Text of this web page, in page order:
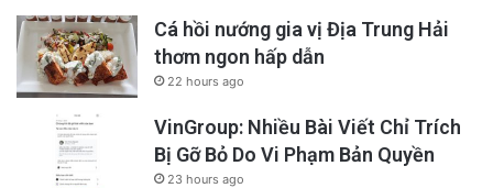
Cá hồi nướng gia vị Địa Trung Hải
thơm ngon hấp dẫn
22 hours ago
VinGroup: Nhiều Bài Viết Chỉ Trích
Bị Gỡ Bỏ Do Vi Phạm Bản Quyền
23 hours ago